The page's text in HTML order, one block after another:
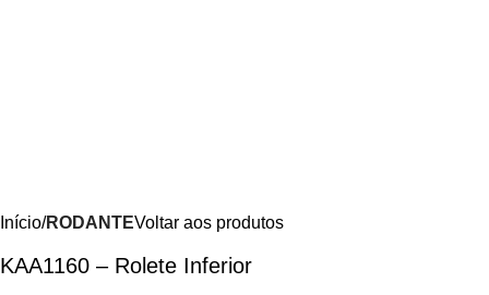
Início RODANTEVoltar aos produtos
KAA1160 – Rolete Inferior